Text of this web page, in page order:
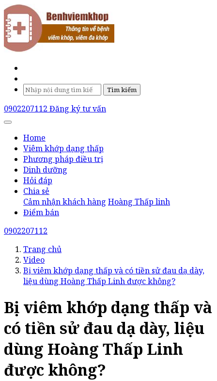
Tìm kiếm
0902207112 Đăng ký tư vấn
Home
Viêm khớp dạng thấp
Phương pháp điều trị
Dinh dưỡng
Hỏi đáp
Chia sẻ
Cảm nhận khách hàng Hoàng Thấp linh
Điểm bán
0902207112
Trang chủ
Video
Bị viêm khớp dạng thấp và có tiền sử đau dạ dày,
liệu dùng Hoàng Thấp Linh được không?
Bị viêm khớp dạng thấp và
có tiền sử đau dạ dày, liệu
dùng Hoàng Thấp Linh
được không?